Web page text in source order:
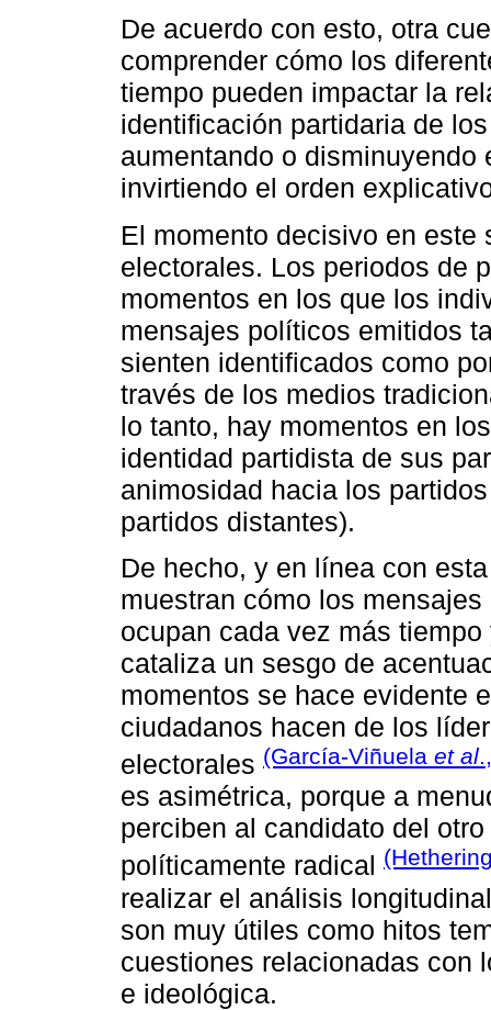
De acuerdo con esto, otra
comprender cómo los
tiempo pueden impactar la
identificación partidaria de
aumentando o
invirtiendo el orden
El momento decisivo en
electorales. Los periodos de
momentos en los que los
mensajes políticos emitidos
sienten identificados como
través de los medios
lo tanto, hay momentos en
identidad partidista de sus
animosidad hacia los
partidos distantes).
De hecho, y en línea con
muestran cómo los
ocupan cada vez más
cataliza un sesgo de
momentos se hace evidente
ciudadanos hacen de los
electorales (García-Viñuela et al
es asimétrica, porque a
perciben al candidato del
políticamente radical
realizar el análisis
son muy útiles como hitos
cuestiones relacionadas con
e ideológica.